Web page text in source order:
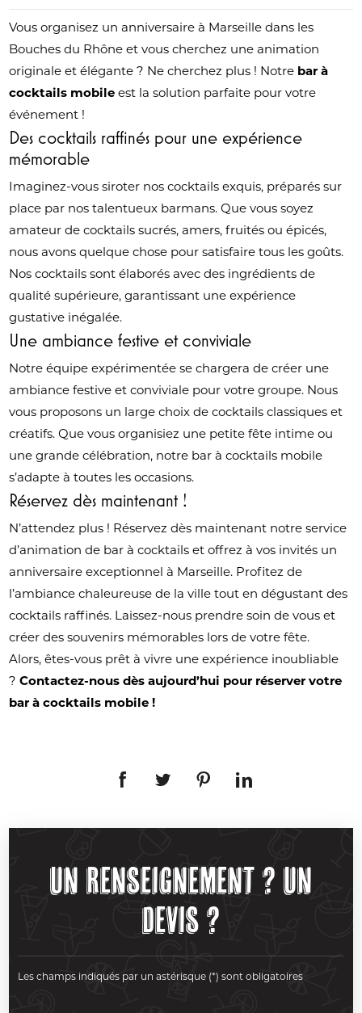
Vous organisez un anniversaire à Marseille dans les
Bouches du Rhône et vous cherchez une animation
originale et élégante ? Ne cherchez plus ! Notre bar à
cocktails mobile est la solution parfaite pour votre
événement !
Des cocktails raffinés pour une expérience
mémorable
Imaginez-vous siroter nos cocktails exquis, préparés sur
place par nos talentueux barmans. Que vous soyez
amateur de cocktails sucrés, amers, fruités ou épicés,
nous avons quelque chose pour satisfaire tous les goûts.
Nos cocktails sont élaborés avec des ingrédients de
qualité supérieure, garantissant une expérience
gustative inégalée.
Une ambiance festive et conviviale
Notre équipe expérimentée se chargera de créer une
ambiance festive et conviviale pour votre groupe. Nous
vous proposons un large choix de cocktails classiques et
créatifs. Que vous organisiez une petite fête intime ou
une grande célébration, notre bar à cocktails mobile
s’adapte à toutes les occasions.
Réservez dès maintenant !
N’attendez plus ! Réservez dès maintenant notre service
d’animation de bar à cocktails et offrez à vos invités un
anniversaire exceptionnel à Marseille. Profitez de
l’ambiance chaleureuse de la ville tout en dégustant des
cocktails raffinés. Laissez-nous prendre soin de vous et
créer des souvenirs mémorables lors de votre fête.
Alors, êtes-vous prêt à vivre une expérience inoubliable
?Contactez-nous dès aujourd’hui pour réserver votre
bar à cocktails mobile !
Un renseignement ? Un
devis ?
Les champs indiqués par un astérisque (*) sont obligatoires